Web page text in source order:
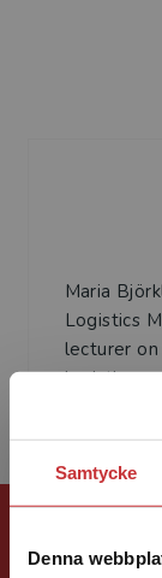
Samtycke
Denna
Maria
Logistics
lecturer
logistics